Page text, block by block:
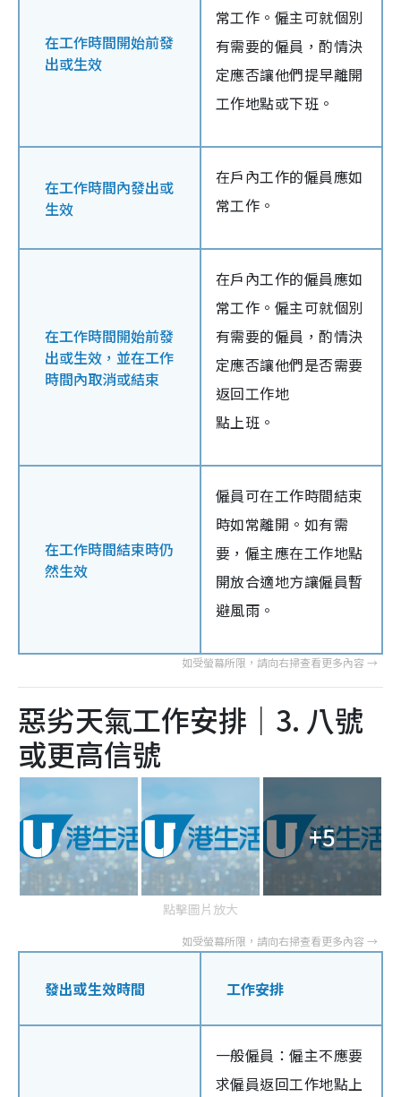
在工作時間開始前發
出或生效
常工作。僱主可就個別
有需要的僱員，酌情決
定應否讓他們提早離開
工作地點或下班。
在工作時間內發出或
生效
在戶內工作的僱員應如
常工作。
在工作時間開始前發
出或生效，並在工作
時間內取消或結束
在戶內工作的僱員應如
常工作。僱主可就個別
有需要的僱員，酌情決
定應否讓他們是否需要
返回工作地
點上班。
在工作時間結束時仍
然生效
僱員可在工作時間結束
時如常離開。如有需
要，僱主應在工作地點
開放合適地方讓僱員暫
避風雨。
惡劣天氣工作安排｜3. 八號
或更高信號
+5
點擊圖片放大
發出或生效時間 工作安排
一般僱員：僱主不應要
求僱員返回工作地點上